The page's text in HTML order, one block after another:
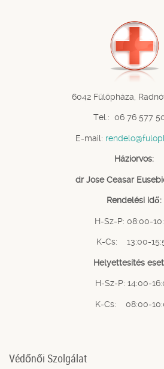
6042 Fülöpháza,
Tel.: 06 76 577
E-mail:
Háziorvos:
dr Jose Ceasar
Rendelési idő:
H-Sz-P: 08:00-
K-Cs: 13:00-
Helyettesítés
H-Sz-P: 14:00-
K-Cs: 08:00-
Védőnői Szolgálat